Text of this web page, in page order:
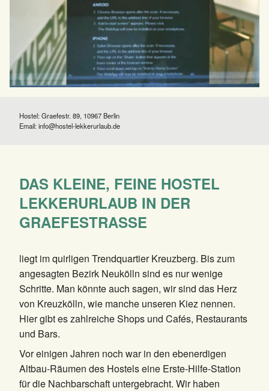
Hostel: Graefestr. 89, 10967 Berlin
Email:info@hostel-lekkerurlaub.de
DAS KLEINE, FEINE HOSTEL
LEKKERURLAUB IN DER
GRAEFESTRASSE
liegt im quirligen Trendquartier Kreuzberg. Bis zum
angesagten Bezirk Neukölln sind es nur wenige
Schritte. Man könnte auch sagen, wir sind das Herz
von Kreuzkölln, wie manche unseren Kiez nennen.
Hier gibt es zahlreiche Shops und Cafés, Restaurants
und Bars.
Vor einigen Jahren noch war in den ebenerdigen
Altbau-Räumen des Hostels eine Erste-Hilfe-Station
für die Nachbarschaft untergebracht. Wir haben